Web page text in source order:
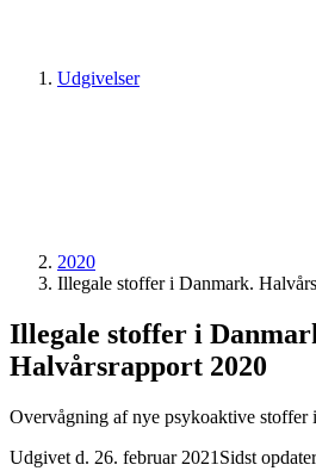
Udgivelser
2020
Illegale stoffer i Danmark.
Illegale stoffer i
Halvårsrapport 2020
Overvågning af nye psykoaktive stoffer
Udgivet d. 26. februar 2021 Sidst